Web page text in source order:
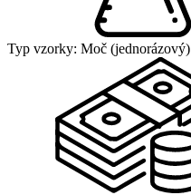
Typ vzorky: Moč (jednorázový)